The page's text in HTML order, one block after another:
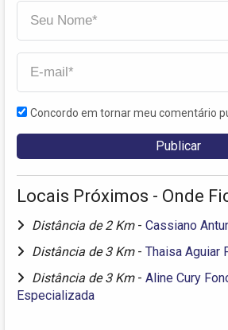
Concordo em tornar meu comentário
Locais Próximos - Onde
Distância de 2 Km - Cassiano
Distância de 3 Km - Thaisa Aguiar
Distância de 3 Km - Aline Cury
Especializada